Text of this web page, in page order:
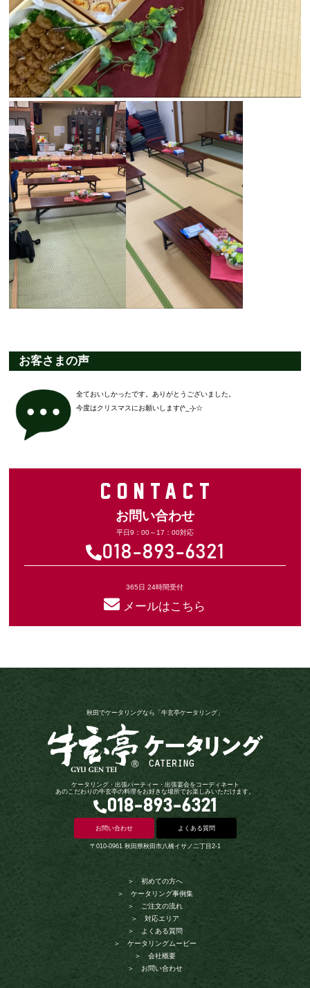
お客さまの声
全ておいしかったです。ありがとうございました。
今度はクリスマスにお願いします(^_-)-☆
CONTAC T
お問い合わせ
平日9：00～17：00対応
018-893-6321
365日 24時間受付
メールはこちら
秋田でケータリングなら「牛玄亭ケータリング」
ケータリング・出張パーティー・出張宴会をコーディネート
あのこだわりの牛玄亭の料理をお好きな場所でお楽しみいただけます。
018-893-6321
お問い合わせ よくある質問
〒010-0961 秋田県秋田市八橋イサノ二丁目2-1
＞ 初めての方へ
＞ ケータリング事例集
＞ ご注文の流れ
＞ 対応エリア
＞ よくある質問
＞ ケータリングムービー
＞ 会社概要
＞ お問い合わせ